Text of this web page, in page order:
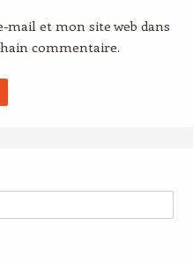
et mon site web dans
commentaire.